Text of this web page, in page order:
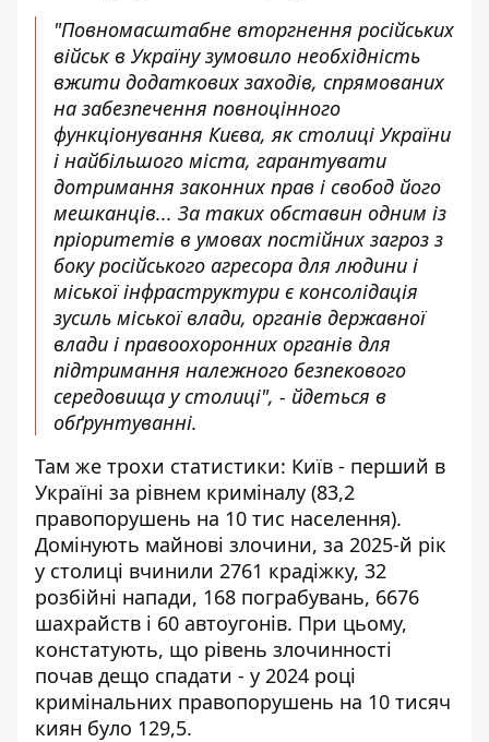
"Повномасштабне вторгнення російських
військ в Україну зумовило необхідність
вжити додаткових заходів, спрямованих
на забезпечення повноцінного
функціонування Києва, як столиці України
і найбільшого міста, гарантувати
дотримання законних прав і свобод його
мешканців... За таких обставин одним із
пріоритетів в умовах постійних загроз з
боку російського агресора для людини і
міської інфраструктури є консолідація
зусиль міської влади, органів державної
влади і правоохоронних органів для
підтримання належного безпекового
середовища у столиці", - йдеться в
обґрунтуванні.
Там же трохи статистики: Київ - перший в
Україні за рівнем криміналу (83,2
правопорушень на 10 тис населення).
Домінують майнові злочини, за 2025-й рік
у столиці вчинили 2761 крадіжку, 32
розбійні напади, 168 пограбувань, 6676
шахрайств і 60 автоугонів. При цьому,
констатують, що рівень злочинності
почав дещо спадати - у 2024 році
кримінальних правопорушень на 10 тисяч
киян було 129,5.